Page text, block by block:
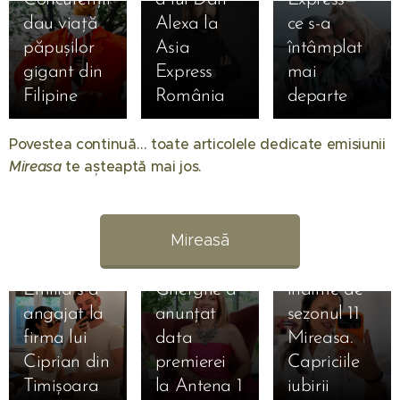
dau viață
păpușilor
gigant din
Filipine
Alexa la
Asia
Express
România
ce s-a
întâmplat
mai
departe
Povestea continuă… toate articolele dedicate emisiunii
Mireasate așteaptă mai jos. 💖
Mireasă
Emilia s-a
angajat la
firma lui
Ciprian din
Timișoara
01.08.2026
Când
începe
Mireasa
Regatul
inimii.
Simona
Gherghe a
anunțat
data
premierei
la Antena 1
Preda se
vacanță
înainte de
sezonul 11
Mireasa.
Capriciile
iubirii
31.07.2026
Simona
Gherghe,
31.07.2026
Liliana din
sezonul 11
Mireasa a
17.07.2026